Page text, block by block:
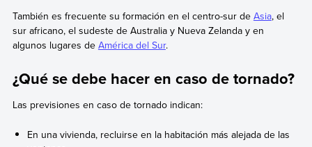
También es frecuente su formación en el centro-sur de Asia, el
sur africano, el sudeste de Australia y Nueva Zelanda y en
algunos lugares de América del Sur.
¿Qué se debe hacer en caso de tornado?
Las previsiones en caso de tornado indican:
En una vivienda, recluirse en la habitación más alejada de las